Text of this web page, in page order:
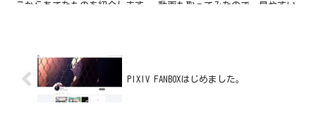
こからあてたものを紹介します。 動画も取ってみたので、見やすい
PIXIV FANBOXはじめました。